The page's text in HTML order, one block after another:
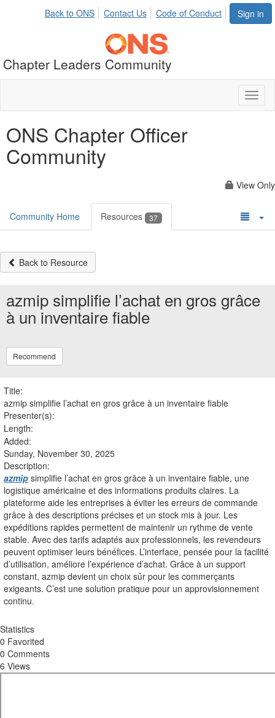
Sign in
Back to ONS Contact Us Code of Conduct
Chapter Leaders Community
ONS Chapter Officer
Community
View Only
Community Home Resources 37
Back to Resource
azmip simplifie l’achat en gros grâce
à un inventaire fiable
Recommend
Title:
azmip simplifie l’achat en gros grâce à un inventaire fiable
Presenter(s):
Length:
Added:
Sunday, November 30, 2025
Description:
azmip simplifie l’achat en gros grâce à un inventaire fiable, une
logistique américaine et des informations produits claires. La
plateforme aide les entreprises à éviter les erreurs de commande
grâce à des descriptions précises et un stock mis à jour. Les
expéditions rapides permettent de maintenir un rythme de vente
stable. Avec des tarifs adaptés aux professionnels, les revendeurs
peuvent optimiser leurs bénéfices. L’interface, pensée pour la facilité
d’utilisation, améliore l’expérience d’achat. Grâce à un support
constant, azmip devient un choix sûr pour les commerçants
exigeants. C’est une solution pratique pour un approvisionnement
continu.
Statistics
0 Favorited
0 Comments
6 Views